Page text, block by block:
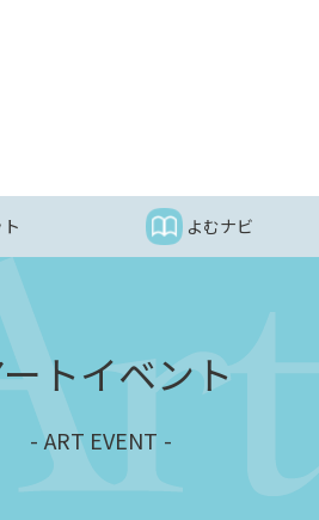
よむナビ
トイベント
ART EVENT